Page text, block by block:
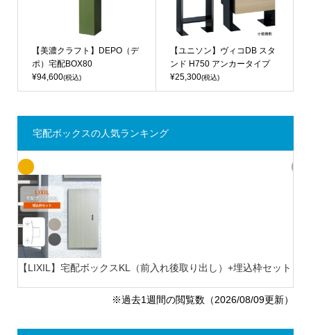
【美濃クラフト】DEPO（デ
ポ）宅配BOX80
¥94,600(税込)
【ユニソン】ヴィコDB スタ
ンド H750 アンカータイプ
¥25,300(税込)
宅配ボックスの人気ランキング
【LIXIL】宅配ボックスKL（前入れ後取り出し）+埋込枠セット
※過去1週間の閲覧数（2026/08/09更新）